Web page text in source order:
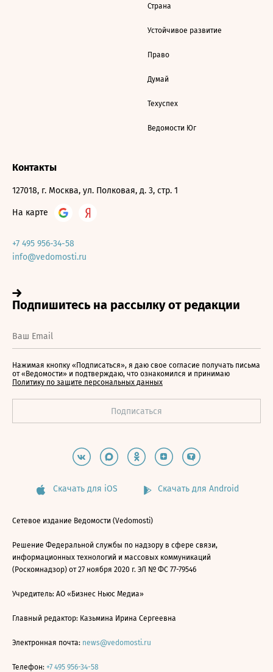
Страна
Устойчивое развитие
Право
Думай
Техуспех
Ведомости Юг
Контакты
127018, г. Москва, ул. Полковая, д. 3, стр. 1
На карте
+7 495 956-34-58
info@vedomosti.ru
Нажимая кнопку «Подписаться», я даю свое согласие получать письма
от «Ведомости» и подтверждаю, что ознакомился и принимаю
Политику по защите персональных данных
Скачать для iOS Скачать для Android
Сетевое издание Ведомости (Vedomosti)
Решение Федеральной службы по надзору в сфере связи,
информационных технологий и массовых коммуникаций
(Роскомнадзор) от 27 ноября 2020 г. ЭЛ № ФС 77-79546
Учредитель: АО «Бизнес Ньюс Медиа»
Главный редактор: Казьмина Ирина Сергеевна
Электронная почта: news@vedomosti.ru
Телефон: +7 495 956-34-58